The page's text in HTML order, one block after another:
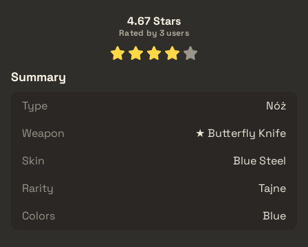
4.67 Stars
Rated by 3 users
Summary
Type
Nóż
Weapon
★ Butterfly Knife
Skin
Blue Steel
Rarity
Tajne
Colors
Blue